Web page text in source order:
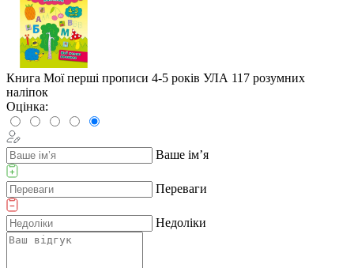
Книга Мої перші прописи 4-5 років УЛА 117 розумних
наліпок
Оцінка:
Ваше ім’я
Переваги
Недоліки